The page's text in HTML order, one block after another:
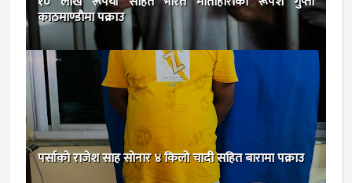
काठमाण्डाैमा पक्राउ
पर्साकाे राजेश साह साेनार ४ किलो चादी सहित बारामा पक्राउ